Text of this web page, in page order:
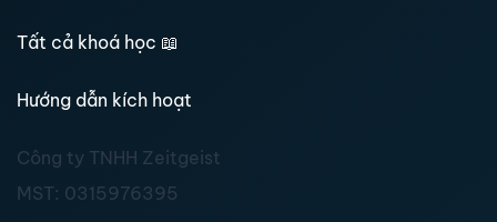
Tất cả khoá học 📖
Hướng dẫn kích hoạt
Công ty TNHH Zeitgeist
MST: 0315976395